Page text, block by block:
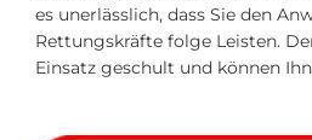
es unerlässlich, dass Sie den
Rettungskräfte folge Leisten.
Einsatz geschult und können